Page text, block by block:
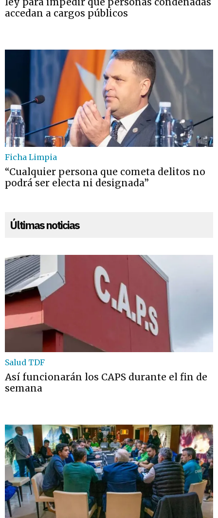
accedan a cargos públicos
Ficha Limpia
“Cualquier persona que cometa delitos no
podrá ser electa ni designada”
Últimas noticias
Salud TDF
Así funcionarán los CAPS durante el fin de
semana